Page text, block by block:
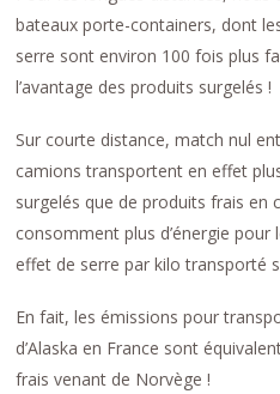
bateaux porte-containers, dont
serre sont environ 100 fois plus
l’avantage des produits surgelés !
Sur courte distance, match nul
camions transportent en effet
surgelés que de produits frais en
consomment plus d’énergie
effet de serre par kilo transporté
En fait, les émissions pour
d’Alaska en France sont
frais venant de Norvège !